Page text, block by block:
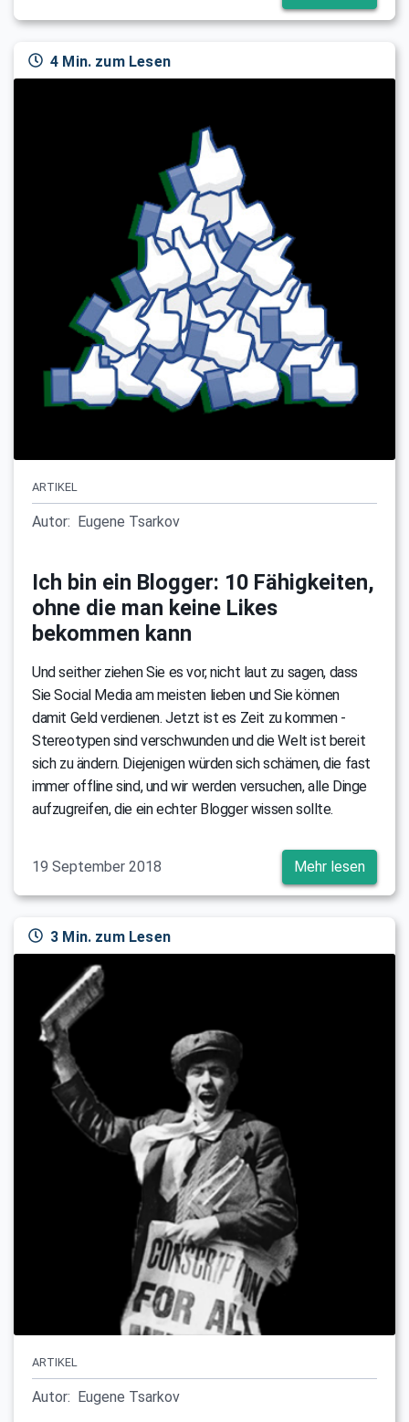
4 Min. zum Lesen
ARTIKEL
Autor: Eugene Tsarkov
Ich bin ein Blogger: 10 Fähigkeiten,
ohne die man keine Likes
bekommen kann
Und seither ziehen Sie es vor, nicht laut zu sagen, dass
Sie Social Media am meisten lieben und Sie können
damit Geld verdienen. Jetzt ist es Zeit zu kommen -
Stereotypen sind verschwunden und die Welt ist bereit
sich zu ändern. Diejenigen würden sich schämen, die fast
immer offline sind, und wir werden versuchen, alle Dinge
aufzugreifen, die ein echter Blogger wissen sollte.
19 September 2018 Mehr lesen
3 Min. zum Lesen
ARTIKEL
Autor: Eugene Tsarkov